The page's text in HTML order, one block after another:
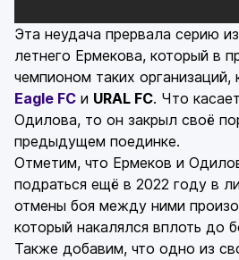
Эта неудача прервала серию
летнего Ермекова, который в
чемпионом таких организаций,
Eagle FC и URAL FC. Что
Одилова, то он закрыл своё
предыдущем поединке.
Отметим, что Ермеков и
подраться ещё в 2022 году в
отмены боя между ними
который накалялся вплоть до
Также добавим, что одно из